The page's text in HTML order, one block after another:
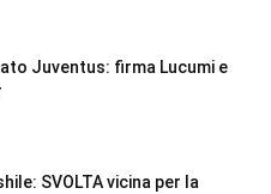
Juventus: firma Lucumi e
SVOLTA vicina per la